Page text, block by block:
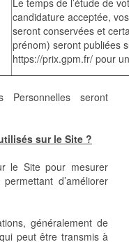
Le temps de l’étude de
candidature acceptée,
seront conservées et
prénom) seront publiées
https://prix.gpm.fr/ pour
seront
sur le Site ?
le Site pour mesurer
d’améliorer
généralement de
peut être transmis à